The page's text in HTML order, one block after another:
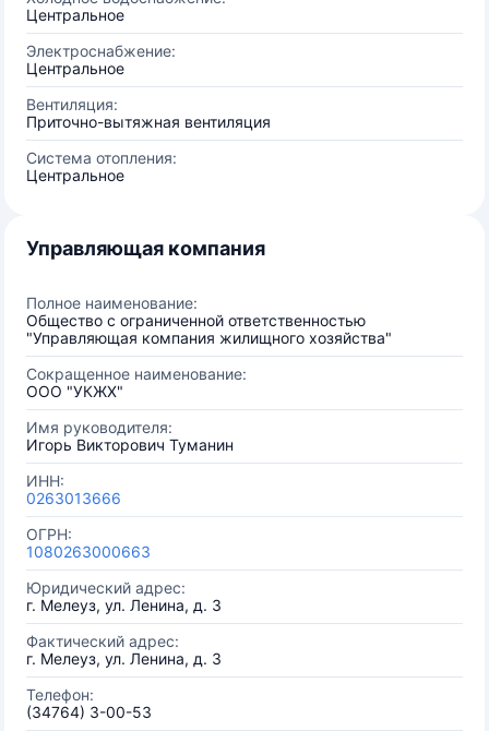
Центральное
Электроснабжение:
Центральное
Вентиляция:
Приточно-вытяжная вентиляция
Система отопления:
Центральное
Управляющая компания
Полное наименование:
Общество с ограниченной ответственностью
"Управляющая компания жилищного хозяйства"
Сокращенное наименование:
ООО "УКЖХ"
Имя руководителя:
Игорь Викторович Туманин
ИНН:
0263013666
ОГРН:
1080263000663
Юридический адрес:
г. Мелеуз, ул. Ленина, д. 3
Фактический адрес:
г. Мелеуз, ул. Ленина, д. 3
Телефон:
(34764) 3-00-53